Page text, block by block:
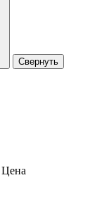
Свернуть
Цена